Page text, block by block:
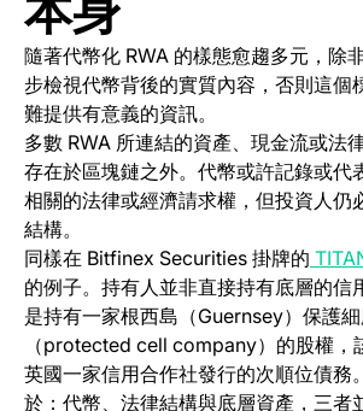
本身
隨著代幣化 RWA 的樣態愈趨多元，除
步檢視代幣背後的實質內容，否則這個
難提供有意義的資訊。
多數 RWA 所連結的資產、現金流或法
存在於區塊鏈之外。代幣或許記錄或代
相關的法律或經濟請求權，但投資人仍
結構。
同樣在 Bitfinex Securities 掛牌的
的例子。持有人並非直接持有底層的信
是持有一家根西島（Guernsey）保護
（protected cell company）的股權，
英國一家信用合作社發行的次順位債務
於：代幣、法律結構與底層資產，三者